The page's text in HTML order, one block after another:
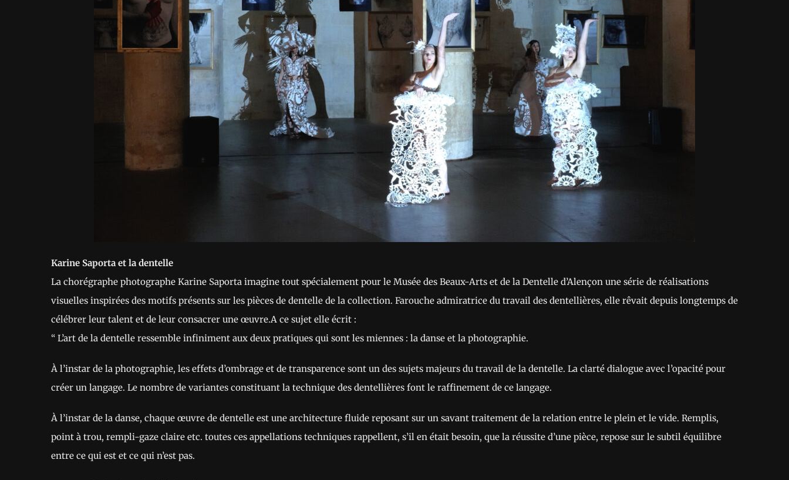
Karine Saporta et la dentelle
La chorégraphe photographe Karine Saporta imagine tout spécialement pour le Musée des Beaux-Arts et de la Dentelle d’Alençon une série de réalisations
visuelles inspirées des motifs présents sur les pièces de dentelle de la collection. Farouche admiratrice du travail des dentellières, elle rêvait depuis longtemps de
célébrer leur talent et de leur consacrer une œuvre.A ce sujet elle écrit :
“ L’art de la dentelle ressemble infiniment aux deux pratiques qui sont les miennes : la danse et la photographie.
À l’instar de la photographie, les effets d’ombrage et de transparence sont un des sujets majeurs du travail de la dentelle. La clarté dialogue avec l’opacité pour
créer un langage. Le nombre de variantes constituant la technique des dentellières font le raffinement de ce langage.
À l’instar de la danse, chaque œuvre de dentelle est une architecture fluide reposant sur un savant traitement de la relation entre le plein et le vide. Remplis,
point à trou, rempli-gaze claire etc. toutes ces appellations techniques rappellent, s’il en était besoin, que la réussite d’une pièce, repose sur le subtil équilibre
entre ce qui est et ce qui n’est pas.